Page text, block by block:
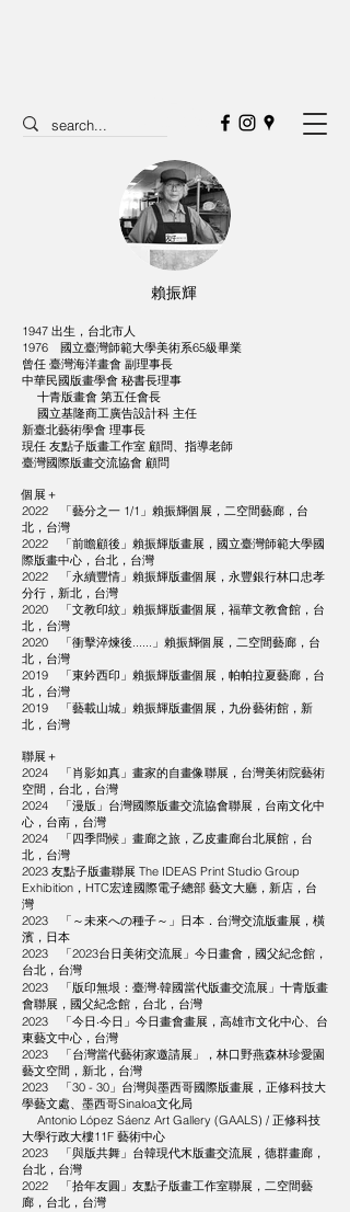
賴振輝
1947 出生，台北市人
1976 國立臺灣師範大學美術系65級畢業
曾任 臺灣海洋畫會 副理事長
中華民國版畫學會 秘書長理事
十青版畫會 第五任會長
國立基隆商工廣告設計科 主任
新臺北藝術學會 理事長
現任 友點子版畫工作室 顧問、指導老師
臺灣國際版畫交流協會 顧問
個展＋
2022 「藝分之一 1/1」賴振輝個展，二空間藝廊，台
北，台灣
2022 「前瞻顧後」賴振輝版畫展，國立臺灣師範大學國
際版畫中心，台北，台灣
2022 「永續豐情」賴振輝版畫個展，永豐銀行林口忠孝
分行，新北，台灣
2020 「文教印紋」賴振輝版畫個展，福華文教會館，台
北，台灣
2020 「衝擊淬煉後......」賴振輝個展，二空間藝廊，台
北，台灣
2019 「東鈐西印」賴振輝版畫個展，帕帕拉夏藝廊，台
北，台灣
2019 「藝載山城」賴振輝版畫個展，九份藝術館，新
北，台灣
聯展＋
2024 「肖影如真」畫家的自畫像聯展，台灣美術院藝術
空間，台北，台灣
2024 「漫版」台灣國際版畫交流協會聯展，台南文化中
心，台南，台灣
2024 「四季問候」畫廊之旅，乙皮畫廊台北展館，台
北，台灣
2023 友點子版畫聯展 The IDEAS Print Studio Group
Exhibition，HTC宏達國際電子總部 藝文大廳，新店，台
灣
2023 「～未來への種子～」日本．台灣交流版畫展，橫
濱，日本
2023 「2023台日美術交流展」今日畫會，國父紀念館，
台北，台灣
2023 「版印無垠：臺灣‧韓國當代版畫交流展」十青版畫
會聯展，國父紀念館，台北，台灣
2023 「今日‧今日」今日畫會畫展，高雄市文化中心、台
東藝文中心，台灣
2023 「台灣當代藝術家邀請展」，林口野燕森林珍愛園
藝文空間，新北，台灣
2023 「30 - 30」台灣與墨西哥國際版畫展，正修科技大
學藝文處、墨西哥Sinaloa文化局
Antonio López Sáenz Art Gallery (GAALS) / 正修科技
大學行政大樓11F 藝術中心
2023 「與版共舞」台韓現代木版畫交流展，德群畫廊，
台北，台灣
2022 「拾年友圓」友點子版畫工作室聯展，二空間藝
廊，台北，台灣